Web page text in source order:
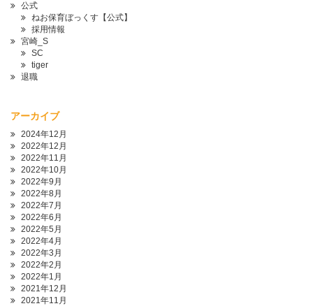
公式
ねお保育ぼっくす【公式】
採用情報
宮崎_S
SC
tiger
退職
アーカイブ
2024年12月
2022年12月
2022年11月
2022年10月
2022年9月
2022年8月
2022年7月
2022年6月
2022年5月
2022年4月
2022年3月
2022年2月
2022年1月
2021年12月
2021年11月